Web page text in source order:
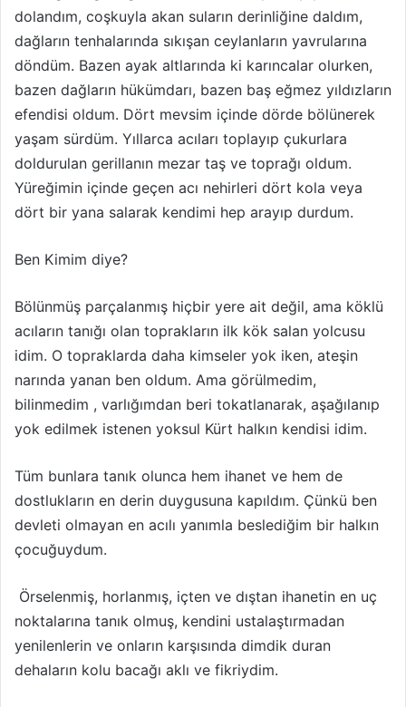
dolandım, coşkuyla akan suların derinliğine daldım,
dağların tenhalarında sıkışan ceylanların yavrularına
döndüm. Bazen ayak altlarında ki karıncalar olurken,
bazen dağların hükümdarı, bazen baş eğmez yıldızların
efendisi oldum. Dört mevsim içinde dörde bölünerek
yaşam sürdüm. Yıllarca acıları toplayıp çukurlara
doldurulan gerillanın mezar taş ve toprağı oldum.
Yüreğimin içinde geçen acı nehirleri dört kola veya
dört bir yana salarak kendimi hep arayıp durdum.
Ben Kimim diye?
Bölünmüş parçalanmış hiçbir yere ait değil, ama köklü
acıların tanığı olan toprakların ilk kök salan yolcusu
idim. O topraklarda daha kimseler yok iken, ateşin
narında yanan ben oldum. Ama görülmedim,
bilinmedim , varlığımdan beri tokatlanarak, aşağılanıp
yok edilmek istenen yoksul Kürt halkın kendisi idim.
Tüm bunlara tanık olunca hem ihanet ve hem de
dostlukların en derin duygusuna kapıldım. Çünkü ben
devleti olmayan en acılı yanımla beslediğim bir halkın
çocuğuydum.
Örselenmiş, horlanmış, içten ve dıştan ihanetin en uç
noktalarına tanık olmuş, kendini ustalaştırmadan
yenilenlerin ve onların karşısında dimdik duran
dehaların kolu bacağı aklı ve fikriydim.